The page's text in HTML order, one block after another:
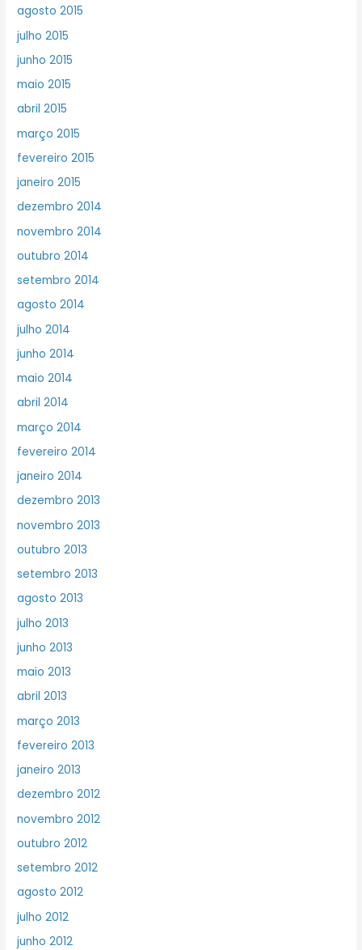
agosto 2015
julho 2015
junho 2015
maio 2015
abril 2015
março 2015
fevereiro 2015
janeiro 2015
dezembro 2014
novembro 2014
outubro 2014
setembro 2014
agosto 2014
julho 2014
junho 2014
maio 2014
abril 2014
março 2014
fevereiro 2014
janeiro 2014
dezembro 2013
novembro 2013
outubro 2013
setembro 2013
agosto 2013
julho 2013
junho 2013
maio 2013
abril 2013
março 2013
fevereiro 2013
janeiro 2013
dezembro 2012
novembro 2012
outubro 2012
setembro 2012
agosto 2012
julho 2012
junho 2012